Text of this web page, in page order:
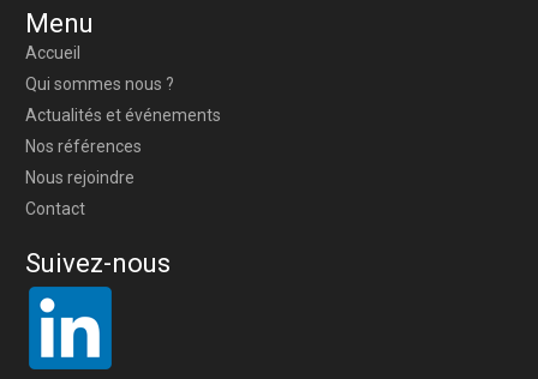
Menu
Accueil
Qui sommes nous ?
Actualités et événements
Nos références
Nous rejoindre
Contact
Suivez-nous